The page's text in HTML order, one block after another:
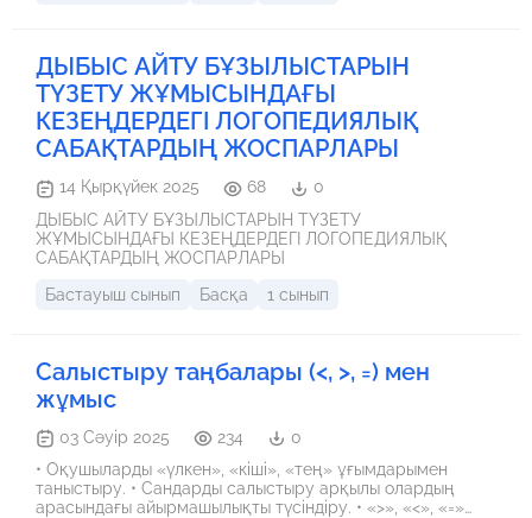
ДЫБЫС АЙТУ БҰЗЫЛЫСТАРЫН
ТҮЗЕТУ ЖҰМЫСЫНДАҒЫ
КЕЗЕҢДЕРДЕГІ ЛОГОПЕДИЯЛЫҚ
САБАҚТАРДЫҢ ЖОСПАРЛАРЫ
14 Қырқүйек 2025 68
0
ДЫБЫС АЙТУ БҰЗЫЛЫСТАРЫН ТҮЗЕТУ
ЖҰМЫСЫНДАҒЫ КЕЗЕҢДЕРДЕГІ ЛОГОПЕДИЯЛЫҚ
САБАҚТАРДЫҢ ЖОСПАРЛАРЫ
Бастауыш сынып
Басқа 1 сынып
Салыстыру таңбалары (<, >, =) мен
жұмыс
03 Сәуір 2025 234
0
• Оқушыларды «үлкен», «кіші», «тең» ұғымдарымен
таныстыру. • Сандарды салыстыру арқылы олардың
арасындағы айырмашылықты түсіндіру. • «>», «<», «=»